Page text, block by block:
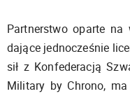
Partnerstwo oparte na
dające jednocześnie
sił z Konfederacją
Military by Chrono,